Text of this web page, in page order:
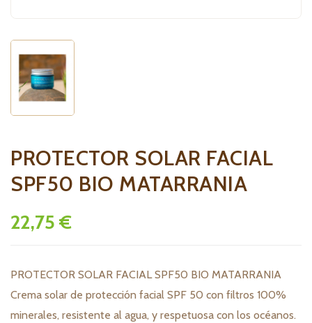
PROTECTOR SOLAR FACIAL
SPF50 BIO MATARRANIA
22,75 €
PROTECTOR SOLAR FACIAL SPF50 BIO MATARRANIA
Crema solar de protección facial SPF 50 con filtros 100%
minerales, resistente al agua, y respetuosa con los océanos.